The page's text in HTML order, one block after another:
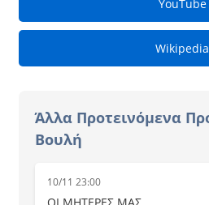
YouTube
Wikipedia
Άλλα Προτεινόμενα
Βουλή
10/11 23:00